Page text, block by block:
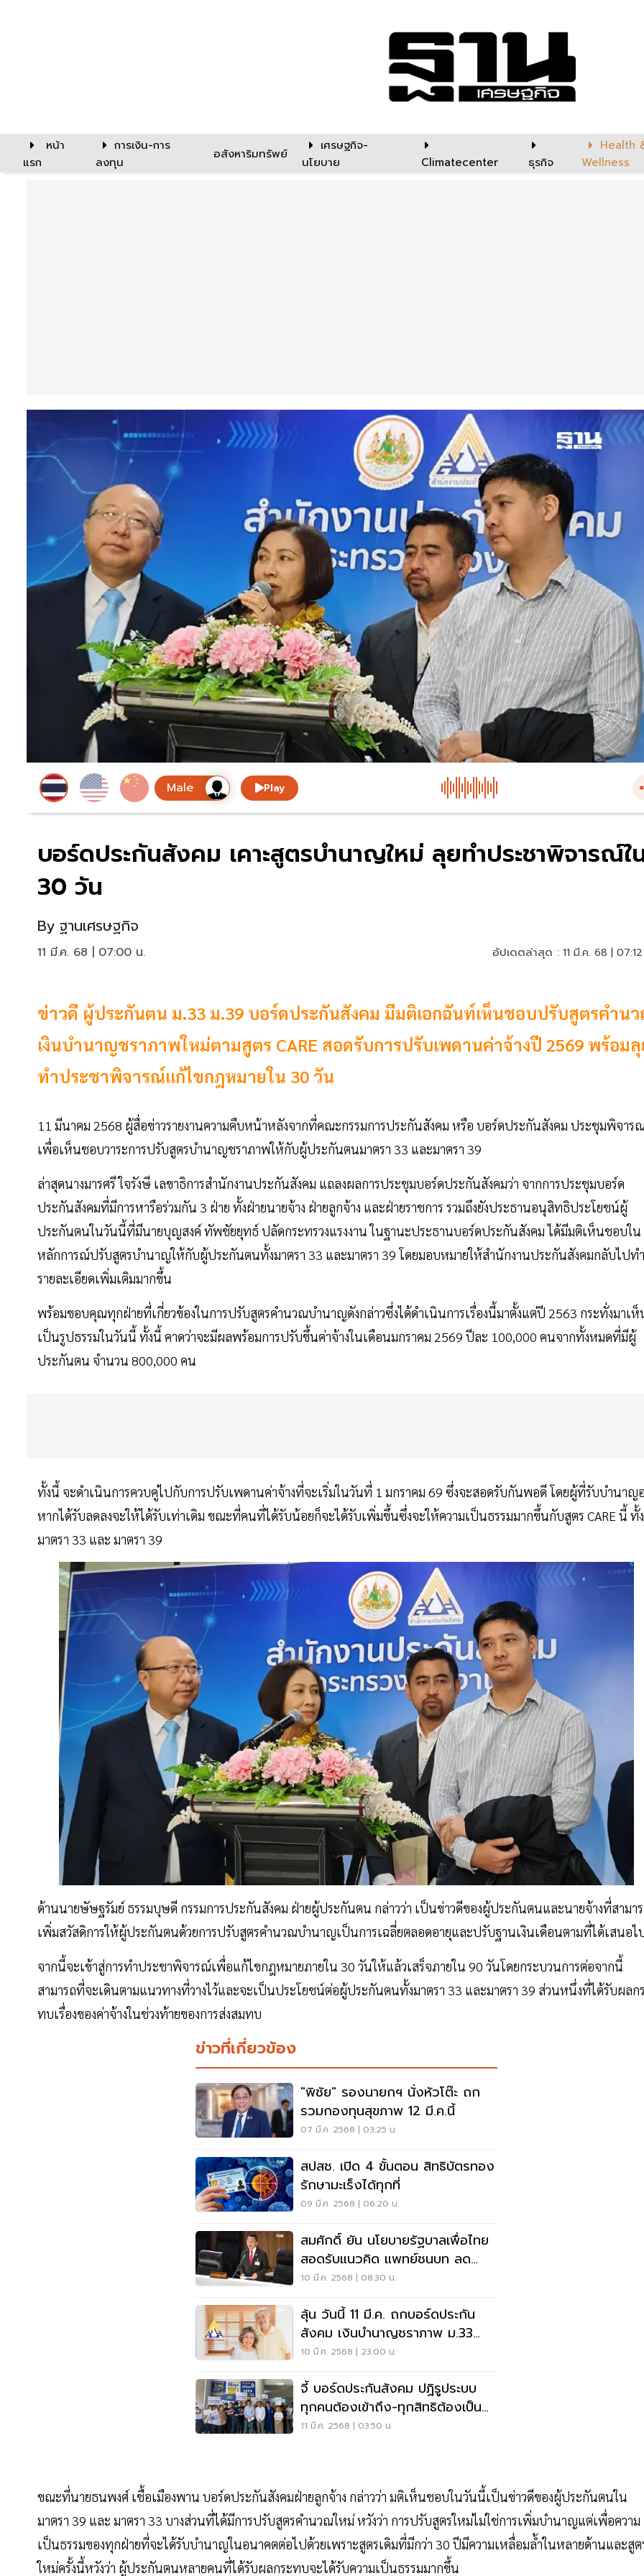
หน้า
แรก
การเงิน-การ
ลงทุน
อสังหาริมทรัพย์
เศรษฐกิจ-
นโยบาย
Climatecenter ธุรกิจ
Health
Wellness
Play
บอร์ดประกันสังคม เคาะสูตรบำนาญใหม่ ลุยทำประชาพิจารณ์ใ
30 วัน
By ฐานเศรษฐกิจ
11 มี.ค. 68 | 07:00 น. อัปเดตล่าสุด : 11 มี.ค. 68 |
ข่าวดี ผู้ประกันตน ม.33 ม.39 บอร์ดประกันสังคม มีมติเอกฉันท์เห็นชอบปรับสูตรคำน
เงินบำนาญชราภาพใหม่ตามสูตร CARE สอดรับการปรับเพดานค่าจ้างปี 2569 พร้อม
ทำประชาพิจารณ์แก้ไขกฎหมายใน 30 วัน
11 มีนาคม 2568 ผู้สื่อข่าวรายงานความคืบหน้าหลังจากที่คณะกรรมการประกันสังคม หรือ บอร์ดประกันสังคม ประชุมพิจาร
เพื่อเห็นชอบวาระการปรับสูตรบำนาญชราภาพให้กับผู้ประกันตนมาตรา 33 และมาตรา 39
ล่าสุดนางมารศรี ใจรังษี เลขาธิการสำนักงานประกันสังคม แถลงผลการประชุมบอร์ดประกันสังคมว่า จากการประชุมบอร์ด
ประกันสังคมที่มีการหารือร่วมกัน 3 ฝ่าย ทั้งฝ่ายนายจ้าง ฝ่ายลูกจ้าง และฝ่ายราชการ รวมถึงยังประธานอนุสิทธิประโยชน์ผู้
ประกันตนในวันนี้ที่มีนายบุญสงค์ ทัพชัยยุทธ์ ปลัดกระทรวงแรงงาน ในฐานะประธานบอร์ดประกันสังคม ได้มีมติเห็นชอบใน
หลักการณ์ปรับสูตรบำนาญให้กับผู้ประกันตนทั้งมาตรา 33 และมาตรา 39 โดยมอบหมายให้สำนักงานประกันสังคมกลับไปทำ
รายละเอียดเพิ่มเติมมากขึ้น
พร้อมขอบคุณทุกฝ่ายที่เกี่ยวข้องในการปรับสูตรคำนวณบำนาญดังกล่าวซึ่งได้ดำเนินการเรื่องนี้มาตั้งแต่ปี 2563 กระทั่งมาเ
เป็นรูปธรรมในวันนี้ ทั้งนี้ คาดว่าจะมีผลพร้อมการปรับขึ้นค่าจ้างในเดือนมกราคม 2569 ปีละ 100,000 คนจากทั้งหมดที่มีผู้
ประกันตน จำนวน 800,000 คน
ทั้งนี้ จะดำเนินการควบคู่ไปกับการปรับเพดานค่าจ้างที่จะเริ่มในวันที่ 1 มกราคม 69 ซึ่งจะสอดรับกันพอดี โดยผู้ที่รับบำนาญ
หากได้รับลดลงจะให้ได้รับเท่าเดิม ขณะที่คนที่ได้รับน้อยก็จะได้รับเพิ่มขึ้นซึ่งจะให้ความเป็นธรรมมากขึ้นกับสูตร CARE นี้ ทั้ง
มาตรา 33 และ มาตรา 39
ด้านนายษัษฐรัมย์ ธรรมบุษดี กรรมการประกันสังคม ฝ่ายผู้ประกันตน กล่าวว่า เป็นข่าวดีของผู้ประกันตนและนายจ้างที่สามา
เพิ่มสวัสดิการให้ผู้ประกันตนด้วยการปรับสูตรคำนวณบำนาญเป็นการเฉลี่ยตลอดอายุและปรับฐานเงินเดือนตามที่ได้เสนอไ
จากนี้จะเข้าสู่การทำประชาพิจารณ์เพื่อแก้ไขกฎหมายภายใน 30 วันให้แล้วเสร็จภายใน 90 วันโดยกระบวนการต่อจากนี้
สามารถที่จะเดินตามแนวทางที่วางไว้และจะเป็นประโยชน์ต่อผู้ประกันตนทั้งมาตรา 33 และมาตรา 39 ส่วนหนึ่งที่ได้รับผลก
ทบเรื่องของค่าจ้างในช่วงท้ายของการส่งสมทบ
ข่าวที่เกี่ยวข้อง
"พิชัย" รองนายกฯ นั่งหัวโต๊ะ ถก
รวมกองทุนสุขภาพ 12 มี.ค.นี้
07 มี.ค. 2568 | 03:25 น.
สปสช. เปิด 4 ขั้นตอน สิทธิบัตรทอง
รักษามะเร็งได้ทุกที่
09 มี.ค. 2568 | 06:20 น.
สมศักดิ์ ยัน นโยบายรัฐบาลเพื่อไทย
สอดรับแนวคิด แพทย์ชนบท ลด
เหลื่อมล้ำ
10 มี.ค. 2568 | 08:30 น.
ลุ้น วันนี้ 11 มี.ค. ถกบอร์ดประกัน
สังคม เงินบำนาญชราภาพ ม.33
ม.39
10 มี.ค. 2568 | 23:00 น.
จี้ บอร์ดประกันสังคม ปฏิรูประบบ
ทุกคนต้องเข้าถึง-ทุกสิทธิต้องเป็น
ธรรม
11 มี.ค. 2568 | 03:50 น.
ขณะที่นายธนพงศ์ เชื้อเมืองพาน บอร์ดประกันสังคมฝ่ายลูกจ้าง กล่าวว่า มติเห็นชอบในวันนี้เป็นข่าวดีของผู้ประกันตนใน
มาตรา 39 และ มาตรา 33 บางส่วนที่ได้มีการปรับสูตรคำนวณใหม่ หวังว่า การปรับสูตรใหม่ไม่ใช่การเพิ่มบำนาญแต่เพื่อความ
เป็นธรรมของทุกฝ่ายที่จะได้รับบำนาญในอนาคตต่อไปด้วยเพราะสูตรเดิมที่มีกว่า 30 ปีมีความเหลื่อมล้ำในหลายด้านและสูต
ใหม่ครั้งนี้หวังว่า ผู้ประกันตนหลายคนที่ได้รับผลกระทบจะได้รับความเป็นธรรมมากขึ้น